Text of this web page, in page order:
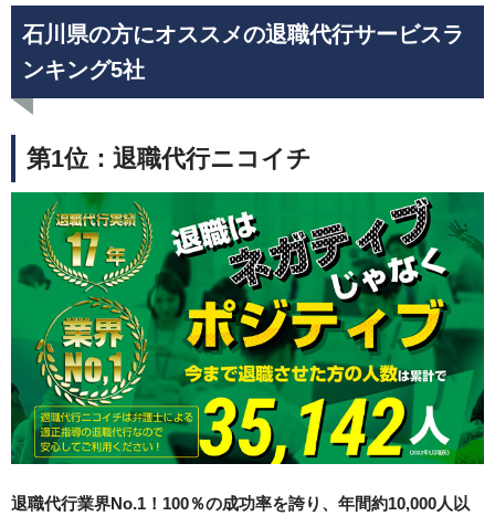
石川県の方にオススメの退職代行サービスラ
ンキング5社
第1位：退職代行ニコイチ
退職代行業界No.1！100％の成功率を誇り、年間約10,000人以